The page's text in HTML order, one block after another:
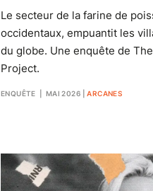
Le secteur de la farine de
occidentaux, empuantit les
du globe. Une enquête de
Project.
ENQUÊTE | MAI 2026 |ARCANES